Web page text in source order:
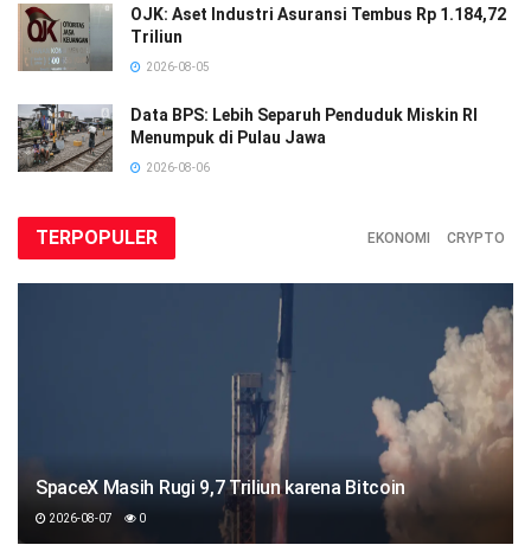
OJK: Aset Industri Asuransi Tembus Rp 1.184,72
Triliun
2026-08-05
Data BPS: Lebih Separuh Penduduk Miskin RI
Menumpuk di Pulau Jawa
2026-08-06
TERPOPULER EKONOMI CRYPTO
SpaceX Masih Rugi 9,7 Triliun karena Bitcoin
2026-08-07 0